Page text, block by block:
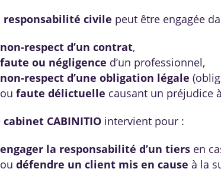
responsabilité civile peut être engagée
non-respect d’un contrat,
faute ou négligence d’un professionnel,
non-respect d’une obligation légale
ou faute délictuelle causant un préjudice
cabinet CABINITIO intervient pour :
engager la responsabilité d’un tiers en
ou défendre un client mis en cause à la